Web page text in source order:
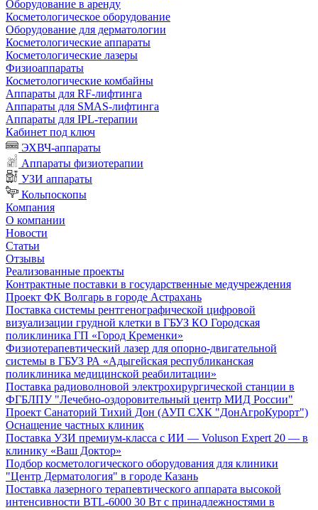
Оборудование в аренду
Косметологическое оборудование
Оборудование для дерматологии
Косметологические аппараты
Косметологические лазеры
Физиоаппараты
Косметологические комбайны
Аппараты для RF-лифтинга
Аппараты для SMAS-лифтинга
Аппараты для IPL-терапии
Кабинет под ключ
ЭХВЧ-аппараты
Аппараты физиотерапии
УЗИ аппараты
Кольпоскопы
Компания
О компании
Новости
Статьи
Отзывы
Реализованные проекты
Контрактные поставки в государственные медучреждения
Проект ФК Волгарь в городе Астрахань
Поставка системы рентгенографической цифровой
визуализации грудной клетки в ГБУЗ КО Городская
поликлиника ГП «Город Кременки»
Физиотерапевтический лазер для опорно-двигательной
системы в ГБУЗ РА «Адыгейская республиканская
поликлиника медицинской реабилитации»
Поставка радиоволновой электрохирургической станции в
ФГБЛПУ "Лечебно-оздоровительный центр МИД России"
Проект Санаторий Тихий Дон (АУП СХК "ДонАгроКурорт")
Оснащение частных клиник
Поставка УЗИ премиум-класса с ИИ — Voluson Expert 20 — в
клинику «Ваш Доктор»
Подбор косметологического оборудования для клиники
"Центр Дерматология" в городе Казань
Поставка лазерного терапевтического аппарата высокой
интенсивности BTL-6000 30 Вт с принадлежностями в